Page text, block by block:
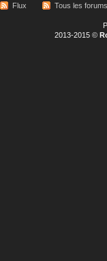
Flux Tous les forums
2013-2015 ©